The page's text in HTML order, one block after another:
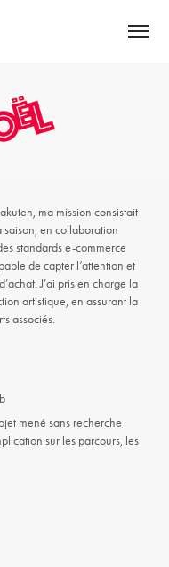
ma mission consistait
en collaboration
standards e-commerce
de capter l’attention et
J’ai pris en charge la
artistique, en assurant la
associés.
mené sans recherche
sur les parcours, les